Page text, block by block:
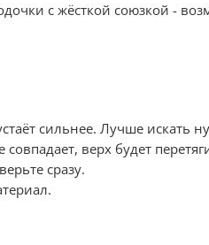
с жёсткой союзкой -
сильнее. Лучше искать
верх будет
сразу.